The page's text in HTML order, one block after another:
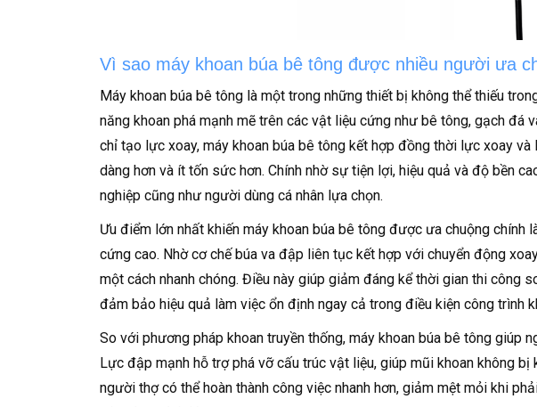
Vì sao máy khoan búa bê tông được nhiều người ưa
Máy khoan búa bê tông là một trong những thiết bị không thể thiếu
năng khoan phá mạnh mẽ trên các vật liệu cứng như bê tông, gạch đá
chỉ tạo lực xoay, máy khoan búa bê tông kết hợp đồng thời lực xoay và
dàng hơn và ít tốn sức hơn. Chính nhờ sự tiện lợi, hiệu quả và độ bền
nghiệp cũng như người dùng cá nhân lựa chọn.
Ưu điểm lớn nhất khiến máy khoan búa bê tông được ưa chuộng chính
cứng cao. Nhờ cơ chế búa va đập liên tục kết hợp với chuyển động
một cách nhanh chóng. Điều này giúp giảm đáng kể thời gian thi công
đảm bảo hiệu quả làm việc ổn định ngay cả trong điều kiện công trình
So với phương pháp khoan truyền thống, máy khoan búa bê tông giúp
Lực đập mạnh hỗ trợ phá vỡ cấu trúc vật liệu, giúp mũi khoan không
người thợ có thể hoàn thành công việc nhanh hơn, giảm mệt mỏi khi